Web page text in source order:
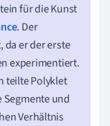
für die Kunst
. Der
da er der erste
experimentiert.
teilte Polyklet
und
Verhältnis